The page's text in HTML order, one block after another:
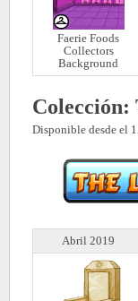
Faerie Foods
Collectors
Background
Colección:
Disponible desde el
Abril 2019